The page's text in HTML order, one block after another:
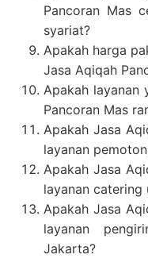
Pancoran Mas
syariat?
Apakah harga
Jasa Aqiqah
Apakah layanan
Pancoran Mas
Apakah Jasa
layanan
Apakah Jasa
layanan catering
Apakah Jasa
layanan
Jakarta?